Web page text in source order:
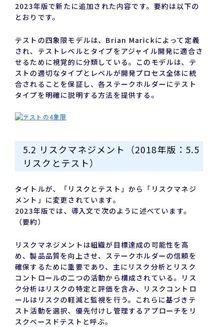
2023年版で新たに追加された内容です。要約は以下の
とおりです。
テストの四象限モデルは、Brian Marickによって定義
され、テストレベルとタイプをアジャイル開発に適合さ
せるために視覚的に分類している。このモデルは、テ
ストの適切なタイプとレベルが開発プロセス全体に統
合されることを保証し、各ステークホルダーにテスト
タイプを明確に説明する方法を提供する。
5.2 リスクマネジメント（2018年版：5.5
リスクとテスト）
タイトルが、「リスクとテスト」から「リスクマネジ
メント」に変更されています。
2023年版では、導入文で次のように述べています。
（要約）
リスクマネジメントは組織が目標達成の可能性を高
め、製品品質を向上させ、ステークホルダーの信頼を
確保するために重要であり、主にリスク分析とリスク
コントロールの二つの活動から構成されている。リス
ク分析はリスクの特定と評価を含み、リスクコントロ
ールはリスクの軽減と監視を行う。これらに基づきテ
スト活動を選択、優先付けし管理するアプローチをリ
スクベースドテストと呼ぶ。